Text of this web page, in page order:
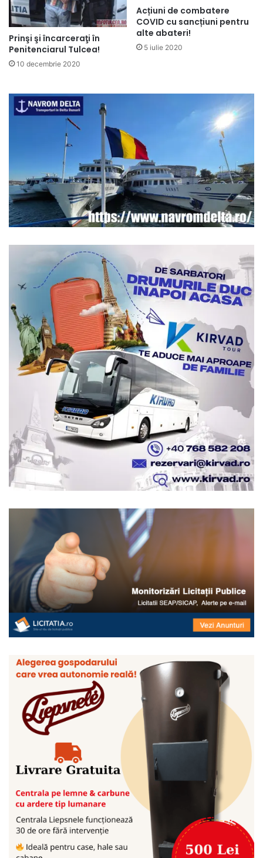
Prinşi şi încarceraţi în
Penitenciarul Tulcea!
10 decembrie 2020
Acțiuni de combatere
COVID cu sancțiuni pentru
alte abateri!
5 iulie 2020